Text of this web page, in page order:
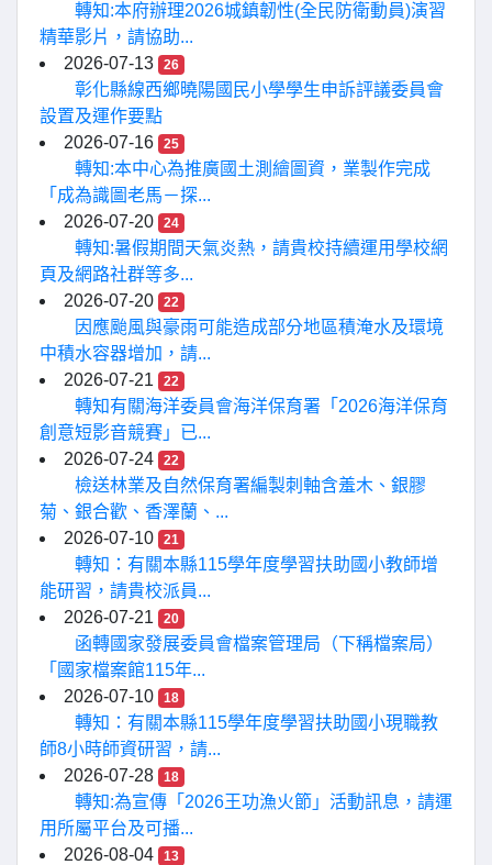
轉知:本府辦理2026城鎮韌性(全民防衛動員)演習
精華影片，請協助...
2026-07-13
26
彰化縣線西鄉曉陽國民小學學生申訴評議委員會
設置及運作要點
2026-07-16
25
轉知:本中心為推廣國土測繪圖資，業製作完成
「成為識圖老馬－探...
2026-07-20
24
轉知:暑假期間天氣炎熱，請貴校持續運用學校網
頁及網路社群等多...
2026-07-20
22
因應颱風與豪雨可能造成部分地區積淹水及環境
中積水容器增加，請...
2026-07-21
22
轉知有關海洋委員會海洋保育署「2026海洋保育
創意短影音競賽」已...
2026-07-24
22
檢送林業及自然保育署編製刺軸含羞木、銀膠
菊、銀合歡、香澤蘭、...
2026-07-10
21
轉知：有關本縣115學年度學習扶助國小教師增
能研習，請貴校派員...
2026-07-21
20
函轉國家發展委員會檔案管理局（下稱檔案局）
「國家檔案館115年...
2026-07-10
18
轉知：有關本縣115學年度學習扶助國小現職教
師8小時師資研習，請...
2026-07-28
18
轉知:為宣傳「2026王功漁火節」活動訊息，請運
用所屬平台及可播...
2026-08-04
13